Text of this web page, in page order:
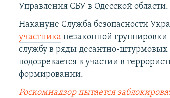
Управления СБУ в Одесской области.
Накануне Служба безопасности
участника незаконной группировки
службу в ряды десантно-
подозревается в участии в
формировании.
Роскомнадзор пытается